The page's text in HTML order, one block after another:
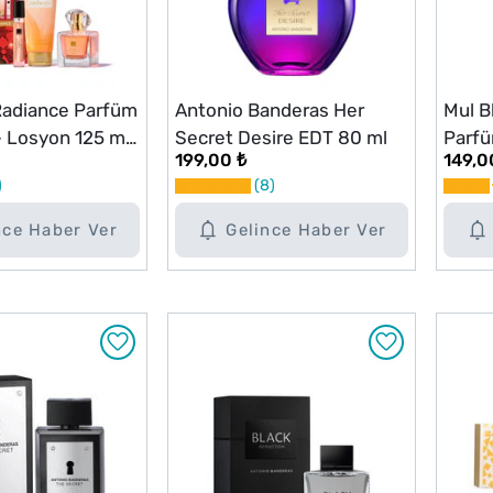
Haber Ver
Parfüm
125 ml
Gelince Haber Ver
Antonio Banderas Her
Secret Desire EDT 80 ml
199,00 ₺
8
Mul